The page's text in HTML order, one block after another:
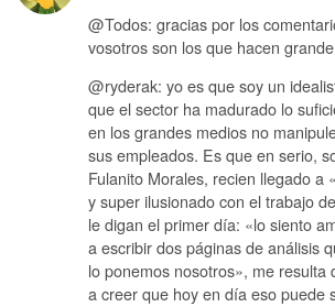
@Todos: gracias por los
vosotros son los que hacen
@ryderak: yo es que soy un
que el sector ha madurado lo
en los grandes medios no
sus empleados. Es que en serio,
Fulanito Morales, recien llegado a
y super ilusionado con el trabajo
le digan el primer día: «lo siento
a escribir dos páginas de análisis
lo ponemos nosotros», me resulta
a creer que hoy en día eso puede